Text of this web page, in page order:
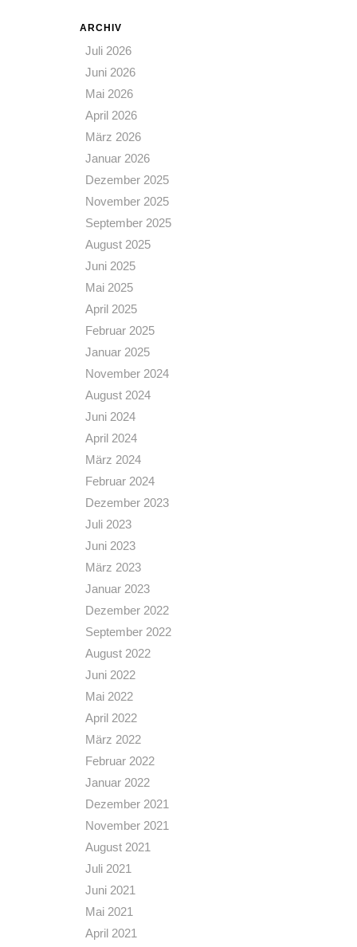
ARCHIV
Juli 2026
Juni 2026
Mai 2026
April 2026
März 2026
Januar 2026
Dezember 2025
November 2025
September 2025
August 2025
Juni 2025
Mai 2025
April 2025
Februar 2025
Januar 2025
November 2024
August 2024
Juni 2024
April 2024
März 2024
Februar 2024
Dezember 2023
Juli 2023
Juni 2023
März 2023
Januar 2023
Dezember 2022
September 2022
August 2022
Juni 2022
Mai 2022
April 2022
März 2022
Februar 2022
Januar 2022
Dezember 2021
November 2021
August 2021
Juli 2021
Juni 2021
Mai 2021
April 2021